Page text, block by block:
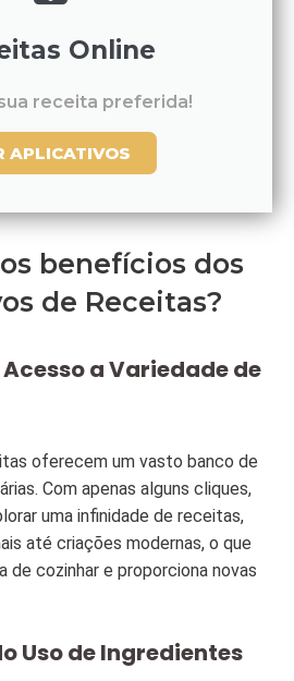
Online
receita preferida!
APLICATIVOS
benefícios dos
de Receitas?
a Variedade de
oferecem um vasto banco de
Com apenas alguns cliques,
uma infinidade de receitas,
até criações modernas, o que
de cozinhar e proporciona novas
Uso de Ingredientes